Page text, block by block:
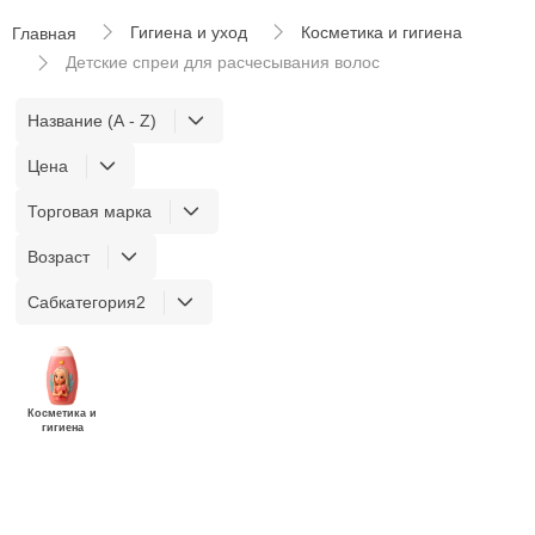
Главная Гигиена и уход
Косметика и гигиена
Детские спреи для расчесывания волос
Название (A - Z)
Цена
Торговая марка
Возраст
Сабкатегория2
Косметика и
гигиена